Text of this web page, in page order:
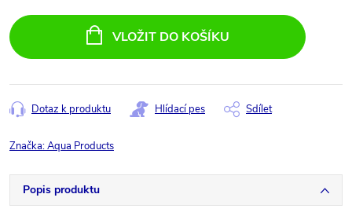
cena:
VLOŽIT DO KOŠÍKU
Dotaz k produktu Hlídací pes Sdílet
Značka:Aqua Products
Popis produktu